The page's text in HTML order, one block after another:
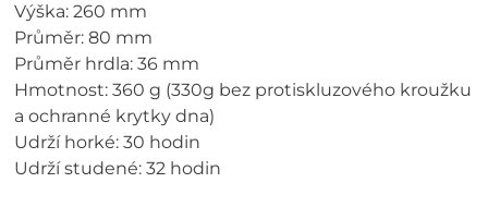
Výška: 260 mm
Průměr: 80 mm
Průměr hrdla: 36 mm
Hmotnost: 360 g (330g bez protiskluzového kroužku
a ochranné krytky dna)
Udrží horké: 30 hodin
Udrží studené: 32 hodin